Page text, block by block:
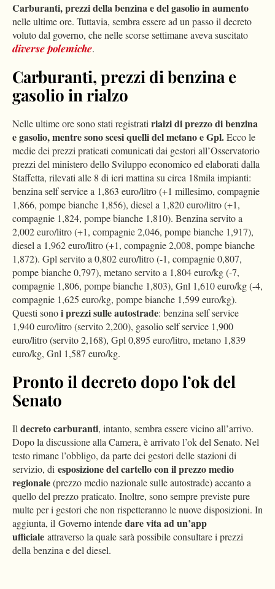
Carburanti, prezzi della benzina e del gasolio in aumento
nelle ultime ore. Tuttavia, sembra essere ad un passo il decreto
voluto dal governo, che nelle scorse settimane aveva suscitato
diverse polemiche.
Carburanti, prezzi di benzina e
gasolio in rialzo
Nelle ultime ore sono stati registratirialzi di prezzodi benzina
e gasolio, mentre sono scesi quelli del metano e Gpl.Ecco le
medie dei prezzi praticati comunicati dai gestoriall’Osservatorio
prezzi del ministero dello Sviluppo economico ed elaborati dalla
Staffetta, rilevati alle 8 di ieri mattina su circa 18mila impianti:
benzina self service a 1,863 euro/litro (+1 millesimo, compagnie
1,866, pompe bianche 1,856), diesel a 1,820 euro/litro (+1,
compagnie 1,824, pompe bianche 1,810). Benzina servito a
2,002 euro/litro (+1, compagnie 2,046, pompe bianche 1,917),
diesel a 1,962 euro/litro (+1, compagnie 2,008, pompe bianche
1,872). Gpl servito a 0,802 euro/litro (-1, compagnie 0,807,
pompe bianche 0,797), metano servito a 1,804 euro/kg (-7,
compagnie 1,806, pompe bianche 1,803), Gnl 1,610 euro/kg (-4,
compagnie 1,625 euro/kg, pompe bianche 1,599 euro/kg).
Questi sonoi prezzi sulle autostrade: benzina self service
1,940 euro/litro (servito 2,200), gasolio self service 1,900
euro/litro (servito 2,168), Gpl 0,895 euro/litro, metano 1,839
euro/kg, Gnl 1,587 euro/kg.
Pronto il decreto dopo l’ok del
Senato
Ildecreto carburanti, intanto, sembra essere vicino all’arrivo.
Dopo la discussione alla Camera, è arrivato l’ok del Senato. Nel
testo rimane l’obbligo, da parte dei gestori delle stazioni di
servizio, di esposizione del cartello con il prezzo medio
regionale(prezzo medio nazionale sulle autostrade) accanto a
quello del prezzo praticato. Inoltre, sono sempre previste pure
multe per i gestori che non rispetteranno le nuove disposizioni. In
aggiunta, il Governo intendedare vita ad un’app
ufficiale attraverso la quale sarà possibile consultare i prezzi
della benzina e del diesel.